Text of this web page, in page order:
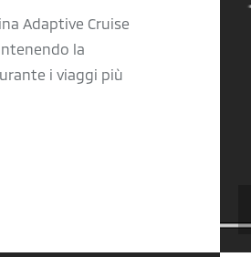
Adaptive Cruise
la
i viaggi più